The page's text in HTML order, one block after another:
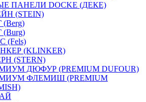
ПАНЕЛИ DOCKE (ДЕКЕ)
(STEIN)
(Berg)
(Burg)
(Fels)
(KLINKER)
(STERN)
ДЮФУР (PREMIUM DUFOUR)
ФЛЕМИШ (PREMIUM